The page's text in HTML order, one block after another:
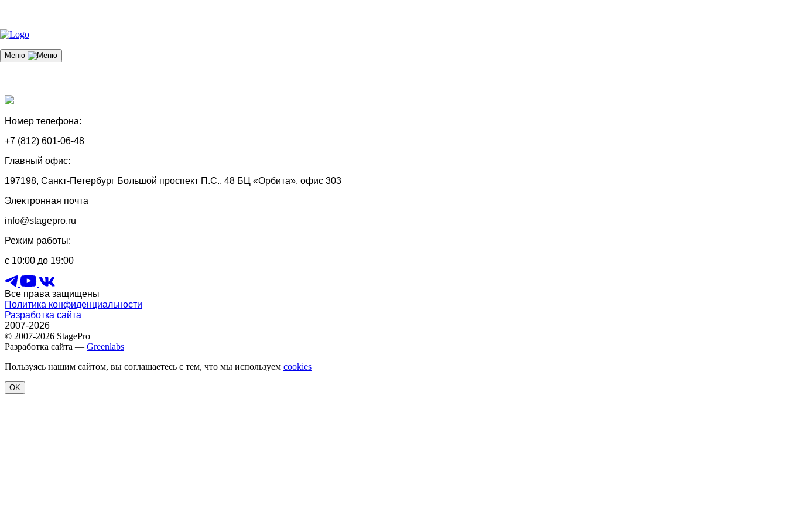
Меню
Номер телефона:
+7 (812) 601-06-48
Главный офис:
197198, Санкт-Петербург Большой проспект П.С., 48 БЦ «Орбита», офис 303
Электронная почта
info@stagepro.ru
Режим работы:
с 10:00 до 19:00
Все права защищены
Политика конфиденциальности
Разработка сайта
2007-2026
© 2007-2026 StagePro
Разработка сайта — Greenlabs
Пользуясь нашим сайтом, вы соглашаетесь с тем, что мы используем cookies
OK